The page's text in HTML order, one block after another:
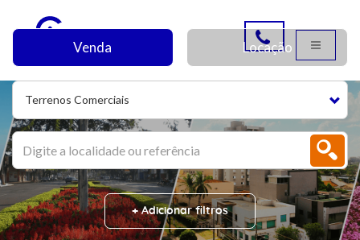
Terrenos Comerciais
Venda Locação
+ Adicionar filtros